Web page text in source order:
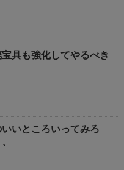
宝具も強化してやるべき
いいところいってみろ